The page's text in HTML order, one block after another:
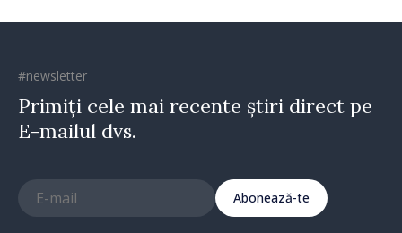
#newsletter
Primiți cele mai recente știri direct pe
E-mailul dvs.
Abonează-te